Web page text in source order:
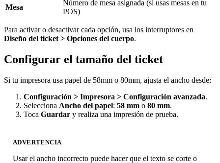
Mesa
Número de mesa asignada (si usas mesas en tu
POS)
Para activar o desactivar cada opción, usa los interruptores en
Diseño del ticket > Opciones del cuerpo.
Configurar el tamaño del ticket
Si tu impresora usa papel de 58mm o 80mm, ajusta el ancho desde:
Configuración > Impresora > Configuración avanzada.
Selecciona Ancho del papel: 58 mm o 80 mm.
Toca Guardar y realiza una impresión de prueba.
ADVERTENCIA
Usar el ancho incorrecto puede hacer que el texto se corte o